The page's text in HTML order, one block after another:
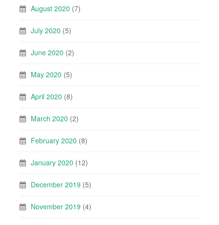
August 2020 (7)
July 2020 (5)
June 2020 (2)
May 2020 (5)
April 2020 (8)
March 2020 (2)
February 2020 (8)
January 2020 (12)
December 2019 (5)
November 2019 (4)